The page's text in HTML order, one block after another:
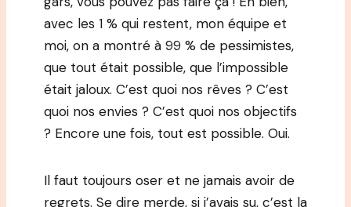
avec les 1 % qui restent, mon équipe et
moi, on a montré à 99 % de pessimistes,
que tout était possible, que l’impossible
était jaloux. C’est quoi nos rêves ? C’est
quoi nos envies ? C’est quoi nos objectifs
? Encore une fois, tout est possible. Oui.
Il faut toujours oser et ne jamais avoir de
regrets. Se dire merde, si j’avais su, c’est la